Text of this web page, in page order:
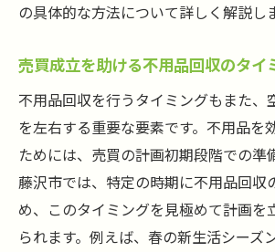
の具体的な方法について詳しく解説し
売買成立を助ける不用品回収のタイ
不用品回収を行うタイミングもまた、
を左右する重要な要素です。不用品を
ためには、売買の計画初期段階での準
藤沢市では、特定の時期に不用品回収
め、このタイミングを見極めて計画を
られます。例えば、春の新生活シーズ